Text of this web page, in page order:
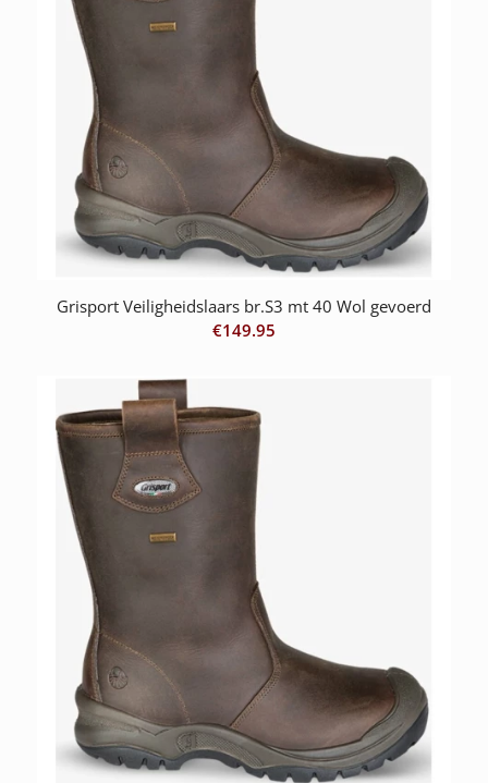
Grisport Veiligheidslaars br.S3 mt 40 Wol gevoerd
€149.95